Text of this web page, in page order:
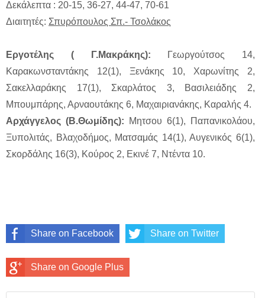
Δεκάλεπτα : 20-15, 36-27, 44-47, 70-61
Διαιτητές: Σπυρόπουλος Σπ.- Τσολάκος
Εργοτέλης ( Γ.Μακράκης): Γεωργούτσος 14,
Καρακωνσταντάκης 12(1), Ξενάκης 10, Χαρωνίτης 2,
Σακελλαράκης 17(1), Σκαρλάτος 3, Βασιλειάδης 2,
Μπουμπάρης, Αρναουτάκης 6, Μαχαιριανάκης, Καραλής 4.
Αρχάγγελος (Β.Θωμίδης): Μητσου 6(1), Παπανικολάου,
Ξυπολιτάς, Βλαχοδήμος, Ματσαμάς 14(1), Αυγενικός 6(1),
Σκορδάλης 16(3), Κούρος 2, Εκινέ 7, Ντέντα 10.
Share on Facebook Share on Twitter
Share on Google Plus